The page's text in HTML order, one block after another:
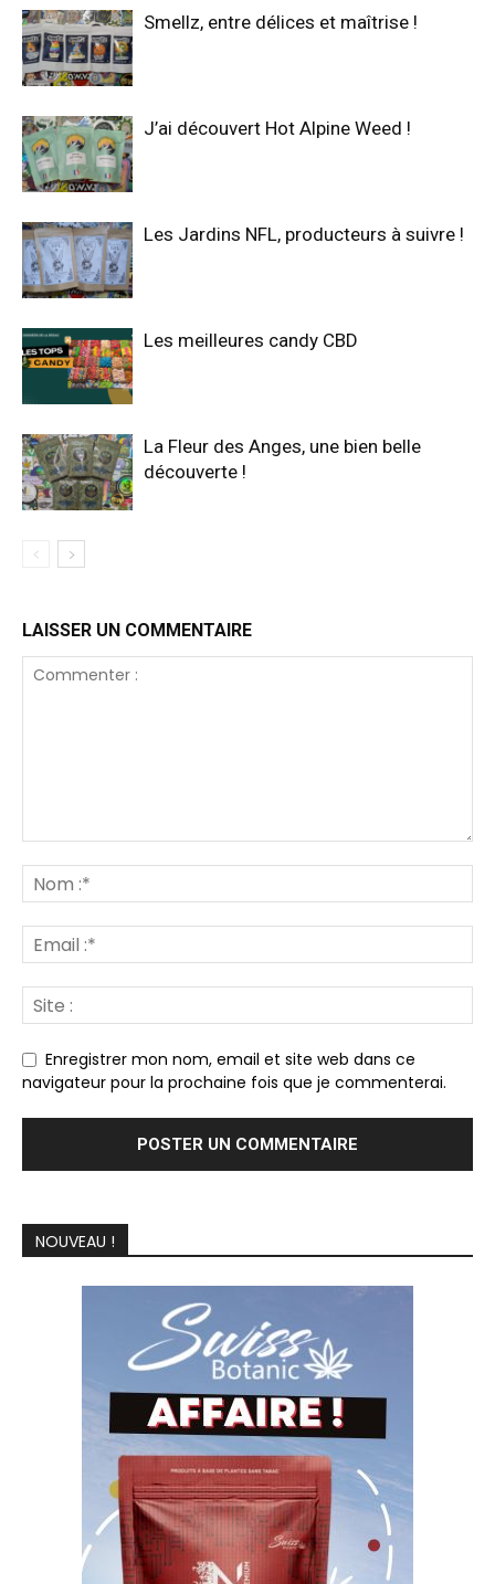
Smellz, entre délices et maîtrise !
J’ai découvert Hot Alpine Weed !
Les Jardins NFL, producteurs à suivre !
Les meilleures candy CBD
La Fleur des Anges, une bien belle
découverte !
LAISSER UN COMMENTAIRE
Enregistrer mon nom, email et site web dans ce
navigateur pour la prochaine fois que je commenterai.
NOUVEAU !